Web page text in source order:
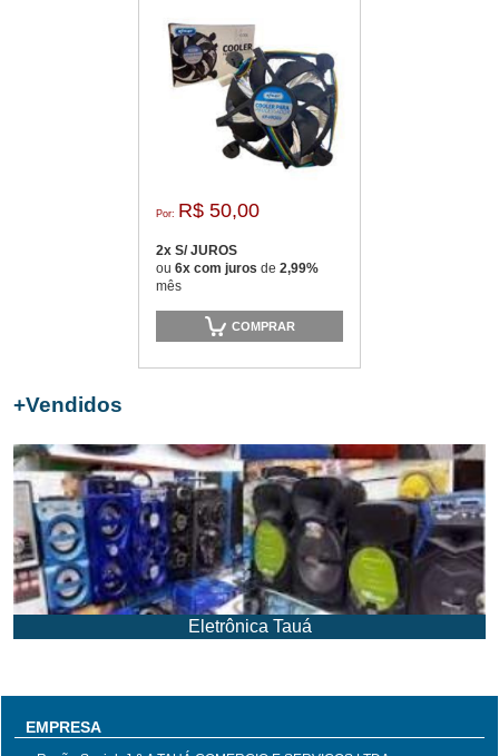
Por: R$ 50,00
2x S/ JUROS
ou 6x com juros de 2,99%
mês
COMPRAR
+Vendidos
Eletrônica Tauá
EMPRESA